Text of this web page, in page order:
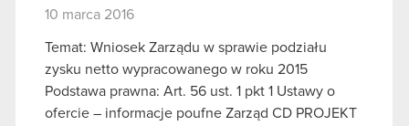
10 marca 2016
Temat: Wniosek Zarządu w sprawie podziału
zysku netto wypracowanego w roku 2015
Podstawa prawna: Art. 56 ust. 1 pkt 1 Ustawy o
ofercie – informacje poufne Zarząd CD PROJEKT